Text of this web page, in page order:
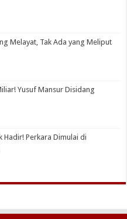
Melayat, Tak Ada yang Meliput
Yusuf Mansur Disidang
Hadir! Perkara Dimulai di